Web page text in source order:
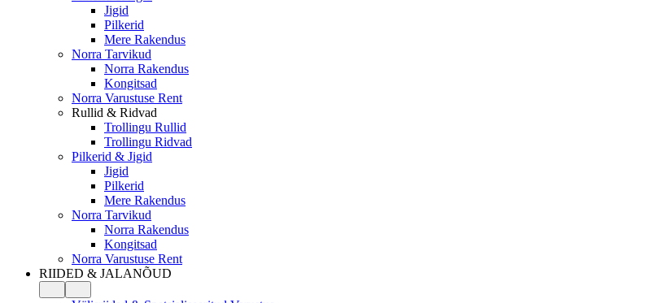
Jigid
Pilkerid
Mere Rakendus
Norra Tarvikud
Norra Rakendus
Kongitsad
Norra Varustuse Rent
Rullid & Ridvad
Trollingu Rullid
Trollingu Ridvad
Pilkerid & Jigid
Jigid
Pilkerid
Mere Rakendus
Norra Tarvikud
Norra Rakendus
Kongitsad
Norra Varustuse Rent
RIIDED & JALANÕUD